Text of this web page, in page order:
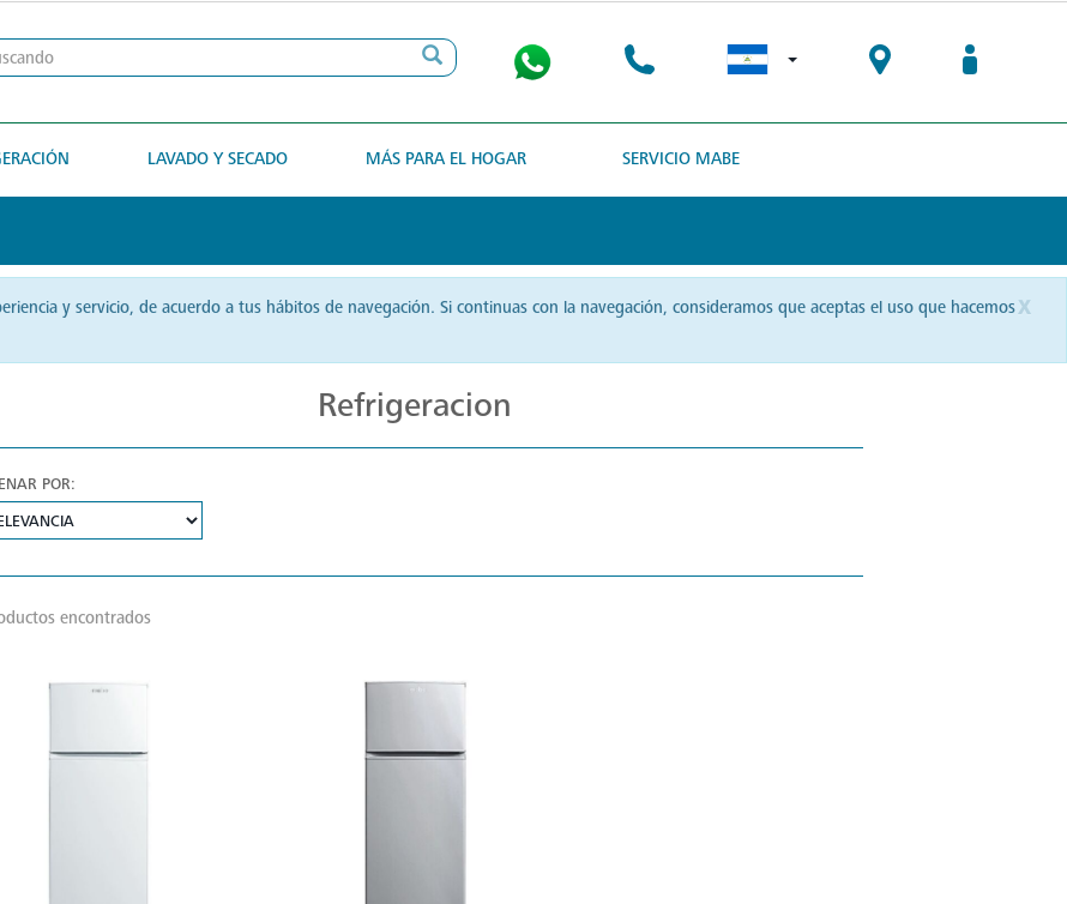
LAVADO Y SECADO MÁS PARA EL HOGAR SERVICIO MABE
x
y servicio, de acuerdo a tus hábitos de navegación. Si continuas con la navegación, consideramos que aceptas el uso que hacemos
Refrigeracion
POR:
encontrados